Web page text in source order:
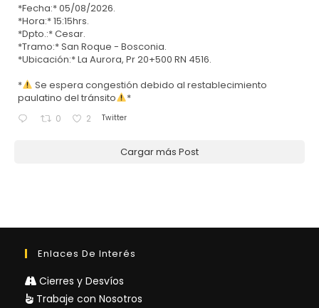
*Fecha:* 05/08/2026.
*Hora:* 15:15hrs.
*Dpto.:* Cesar.
*Tramo:* San Roque - Bosconia.
*Ubicación:* La Aurora, Pr 20+500 RN 4516.
*
Se espera congestión debido al restablecimiento
paulatino del tránsito
*
0 2 Twitter
Cargar más Post
Enlaces De Interés
Cierres y Desvíos
Trabaje con Nosotros